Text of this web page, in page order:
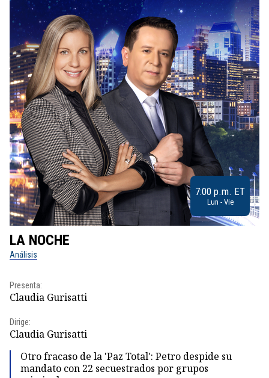
7:00 p.m. ET
Lun - Vie
LA NOCHE
Análisis
Presenta:
Claudia Gurisatti
Dirige:
Claudia Gurisatti
Otro fracaso de la 'Paz Total': Petro despide su
mandato con 22 secuestrados por grupos